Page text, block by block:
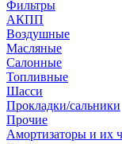
Фильтры
АКПП
Воздушные
Масляные
Салонные
Топливные
Шасси
Прокладки/сальники
Прочие
Амортизаторы и их